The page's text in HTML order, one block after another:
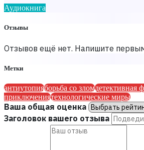
Аудиокнига
Отзывы
Отзывов ещё нет. Напишите
Метки
антиутопияборьба со зломдетективная
приключениятехнологические миры
Ваша общая оценка
Заголовок вашего отзыва